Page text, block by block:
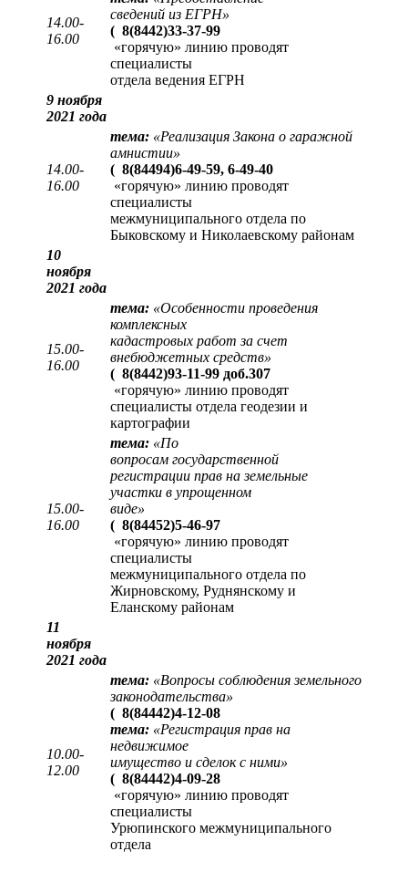
14.00-
16.00
сведений из ЕГРН»
( 8(8442)33-37-99
«горячую» линию проводят
специалисты
отдела ведения ЕГРН
9 ноября
2021 года
14.00-
16.00
тема: «Реализация Закона о гаражной
амнистии»
( 8(84494)6-49-59, 6-49-40
«горячую» линию проводят
специалисты
межмуниципального отдела по
Быковскому и Николаевскому районам
10
ноября
2021 года
15.00-
16.00
тема: «Особенности проведения
комплексных
кадастровых работ за счет
внебюджетных средств»
( 8(8442)93-11-99 доб.307
«горячую» линию проводят
специалисты отдела геодезии и
картографии
15.00-
16.00
тема: «По
вопросам государственной
регистрации прав на земельные
участки в упрощенном
виде»
( 8(84452)5-46-97
«горячую» линию проводят
специалисты
межмуниципального отдела по
Жирновскому, Руднянскому и
Еланскому районам
11
ноября
2021 года
10.00-
12.00
тема: «Вопросы соблюдения земельного
законодательства»
( 8(84442)4-12-08
тема: «Регистрация прав на
недвижимое
имущество и сделок с ними»
( 8(84442)4-09-28
«горячую» линию проводят
специалисты
Урюпинского межмуниципального
отдела